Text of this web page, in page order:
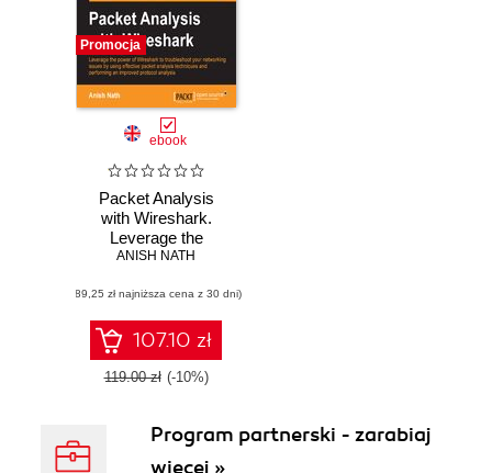
Promocja
ebook
Packet Analysis
with Wireshark.
Leverage the
power of
troubleshoot your
networking issues
by using effective
packet analysis
techniques and
analysis
ANISH NATH
(89,25 zł najniższa cena z 30 dni)
107.10 zł
119.00 zł (-10%)
Program partnerski - zarabiaj
więcej »